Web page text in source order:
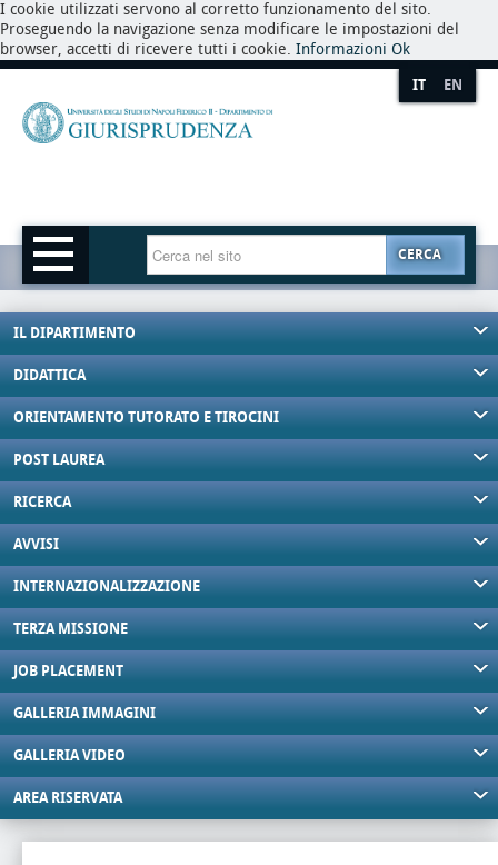
I cookie utilizzati servono al corretto funzionamento del sito.
Proseguendo la navigazione senza modificare le impostazioni del
browser, accetti di ricevere tutti i cookie. Informazioni Ok
IT EN
CERCA
IL DIPARTIMENTO
DIDATTICA
ORIENTAMENTO TUTORATO E TIROCINI
POST LAUREA
RICERCA
AVVISI
INTERNAZIONALIZZAZIONE
TERZA MISSIONE
JOB PLACEMENT
GALLERIA IMMAGINI
GALLERIA VIDEO
AREA RISERVATA